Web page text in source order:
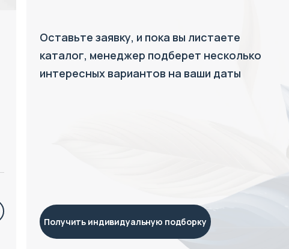
Оставьте заявку, и пока вы листаете
каталог, менеджер подберет несколько
интересных вариантов на ваши даты
Получить индивидуальную подборку